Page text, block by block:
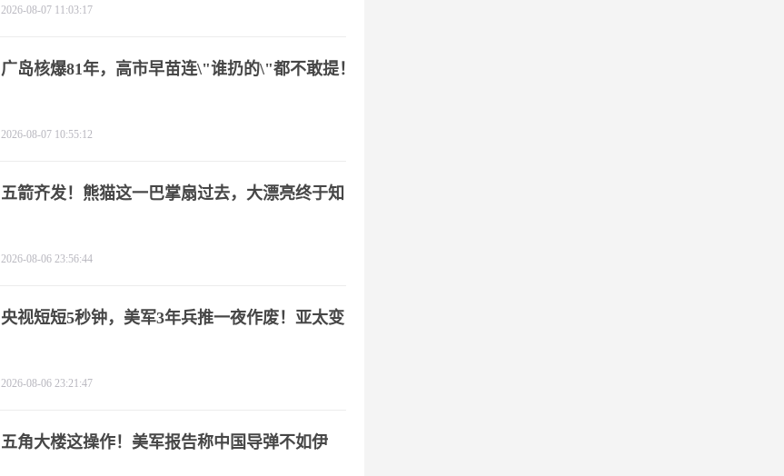
2026-08-07 11:03:17
广岛核爆81年，高市早苗连\"谁扔的\"都不敢提！
2026-08-07 10:55:12
五箭齐发！熊猫这一巴掌扇过去，大漂亮终于知
2026-08-06 23:56:44
央视短短5秒钟，美军3年兵推一夜作废！亚太变
2026-08-06 23:21:47
五角大楼这操作！美军报告称中国导弹不如伊